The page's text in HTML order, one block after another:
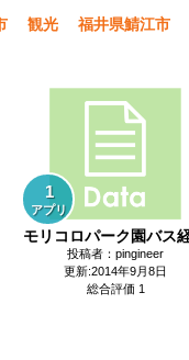
観光 福井県鯖江市
1
アプリ
モリコロパーク園バス
投稿者：pingineer
更新:2014年9月8日
総合評価 1